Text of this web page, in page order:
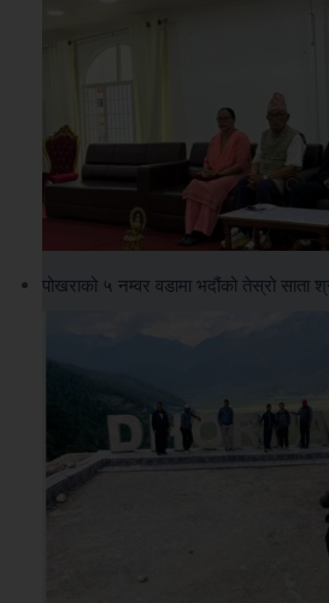
पोखराको ५ नम्वर वडामा भदौंको तेस्रो साता